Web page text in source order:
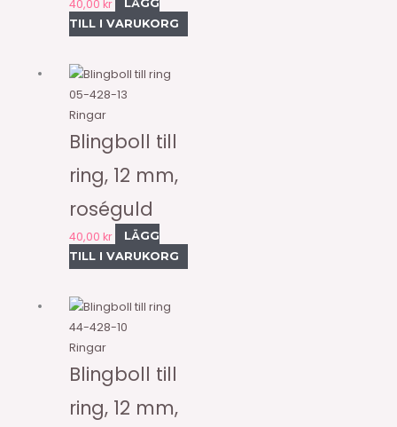
40,00 kr
LÄGG
TILL I VARUKORG
05-428-13
Ringar
Blingboll till
ring, 12 mm,
roséguld
40,00kr
LÄGG
TILL I VARUKORG
44-428-10
Ringar
Blingboll till
ring, 12 mm,